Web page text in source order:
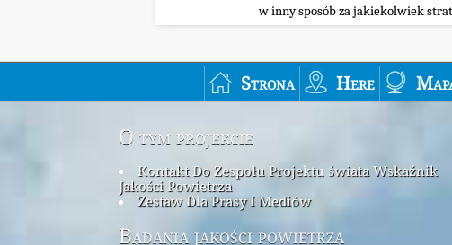
w inny sposób za jakiekolwiek
Strona Here
O tym projekcie
Kontakt Do Zespołu Projektu świata Wskaźnik
Jakości Powietrza
Zestaw Dla Prasy I Mediów
Badania jakości powietrza